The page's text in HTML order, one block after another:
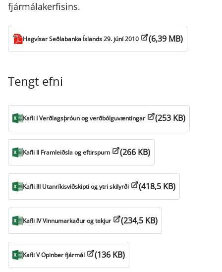
fjármálakerfisins.
Hagvísar Seðlabanka Íslands 29. júní 2010 (6,39 MB)
Tengt efni
Kafli I Verðlagsþróun og verðbólguvæntingar (253 KB)
Kafli II Framleiðsla og eftirspurn (266 KB)
Kafli III Utanríkisviðskipti og ytri skilyrði (418,5 KB)
Kafli IV Vinnumarkaður og tekjur (234,5 KB)
Kafli V Opinber fjármál (136 KB)